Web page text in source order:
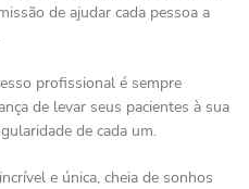
de ajudar cada pessoa a
profissional é sempre
de levar seus pacientes à sua
de cada um.
e única, cheia de sonhos